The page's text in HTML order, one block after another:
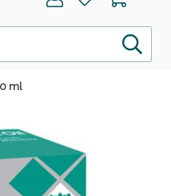
ml
fino al 40% valido